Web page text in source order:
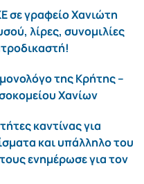
σε γραφείο Χανιώτη
λίρες, συνομιλίες
της Κρήτης –
Χανίων
καντίνας για
και υπάλληλο του
ενημέρωσε για τον